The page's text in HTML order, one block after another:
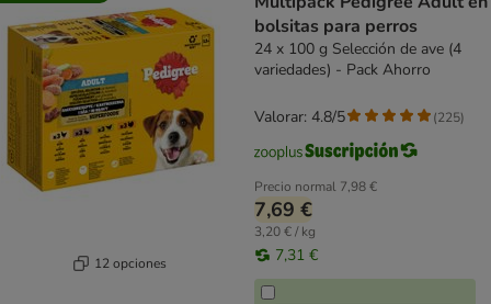
12 opciones
bolsitas para perros
24 x 100 g Selección de ave (4
variedades) - Pack Ahorro
Precio normal 7,98 €
7,69 €
3,20 € / kg
7,31 €
Valorar: 4.8/5 (225)